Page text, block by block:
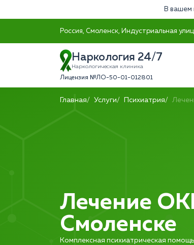
В вашем
Россия, Смоленск, Индустриальная
Наркология 24/7
Наркологическая клиника
Лицензия №ЛО-50-01-012801
Главная Услуги Психиатрия
Лечение
Смоленске
Комплексная психиатрическая